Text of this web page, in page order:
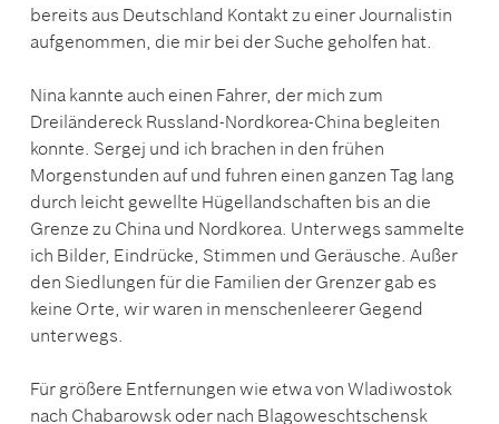
bereits aus Deutschland Kontakt zu einer Journalistin
aufgenommen, die mir bei der Suche geholfen hat.
Nina kannte auch einen Fahrer, der mich zum
Dreiländereck Russland-Nordkorea-China begleiten
konnte. Sergej und ich brachen in den frühen
Morgenstunden auf und fuhren einen ganzen Tag lang
durch leicht gewellte Hügellandschaften bis an die
Grenze zu China und Nordkorea. Unterwegs sammelte
ich Bilder, Eindrücke, Stimmen und Geräusche. Außer
den Siedlungen für die Familien der Grenzer gab es
keine Orte, wir waren in menschenleerer Gegend
unterwegs.
Für größere Entfernungen wie etwa von Wladiwostok
nach Chabarowsk oder nach Blagoweschtschensk